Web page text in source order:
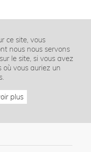
la tempête
ce site, vous
nous nous servons
le site, si vous avez
vous auriez un
plus